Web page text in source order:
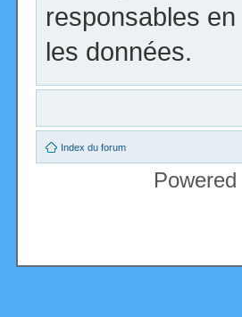
responsables
les données.
Index du forum